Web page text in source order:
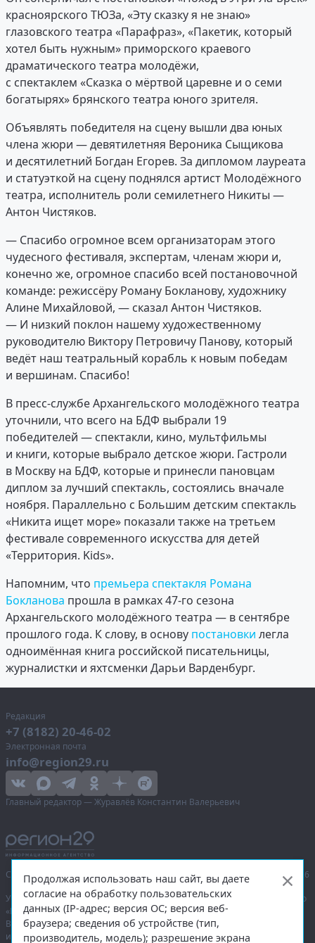
красноярского ТЮЗа, «Эту сказку я не знаю»
глазовского театра «Парафраз», «Пакетик, который
хотел быть нужным» приморского краевого
драматического театра молодёжи,
с спектаклем «Сказка о мёртвой царевне и о семи
богатырях» брянского театра юного зрителя.
Объявлять победителя на сцену вышли два юных
члена жюри — девятилетняя Вероника Сыщикова
и десятилетний Богдан Егорев. За дипломом лауреата
и статуэткой на сцену поднялся артист Молодёжного
театра, исполнитель роли семилетнего Никиты —
Антон Чистяков.
— Спасибо огромное всем организаторам этого
чудесного фестиваля, экспертам, членам жюри и,
конечно же, огромное спасибо всей постановочной
команде: режиссёру Роману Бокланову, художнику
Алине Михайловой, — сказал Антон Чистяков.
— И низкий поклон нашему художественному
руководителю Виктору Петровичу Панову, который
ведёт наш театральный корабль к новым победам
и вершинам. Спасибо!
В пресс-службе Архангельского молодёжного театра
уточнили, что всего на БДФ выбрали 19
победителей — спектакли, кино, мультфильмы
и книги, которые выбрало детское жюри. Гастроли
в Москву на БДФ, которые и принесли пановцам
диплом за лучший спектакль, состоялись вначале
ноября. Параллельно с Большим детским спектакль
«Никита ищет море» показали также на третьем
фестивале современного искусства для детей
«Территория. Kids».
Напомним, что премьера спектакля Романа
Бокланова прошла в рамках 47-го сезона
Архангельского молодёжного театра — в сентябре
прошлого года. К слову, в основу постановки легла
одноимённая книга российской писательницы,
журналистки и яхтсменки Дарьи Варденбург.
Редакция
+7 (8182) 20-46-02
Электронная почта
info@region29.ru
Главный редактор — Журавлёв Константин Валерьевич
Сетевое издание «Информационное агентство Регион 29»,
© 2016–2026
Учредитель — общество с ограниченной ответственностью «Агентство
«Правда Севера».
Выписка из реестра зарегистрированных средств массовой
информации:ЭЛ № ФС 77-74226от 09.11.2018 выдано Федеральной
Продолжая использовать наш сайт, вы даете
согласие на обработку пользовательских
данных (IP-адрес; версия ОС; версия веб-
браузера; сведения об устройстве (тип,
производитель, модель); разрешение экрана